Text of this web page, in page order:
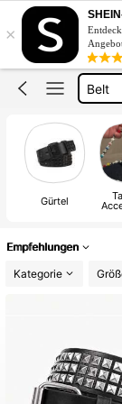
×
Gürtel
Belt
Gürtel
Gürtel
Empfehlungen
Kategorie